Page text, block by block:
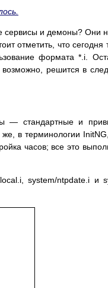
и демоны? Они
что сегодня
формата *.i.
решится в
— стандартные и
в терминологии
часов; все это
system/ntpdate.i и